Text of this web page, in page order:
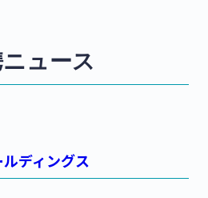
ュース
ディングス